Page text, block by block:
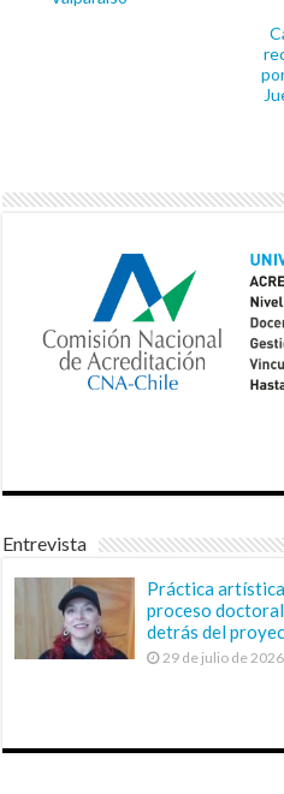
Entrevista
Práctica
proceso
detrás del
29 de julio de 2026